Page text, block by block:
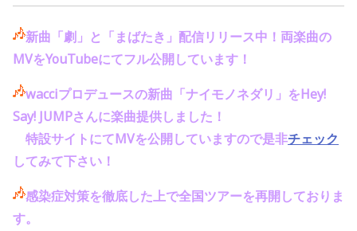
新曲「劇」と「まばたき」配信リリース中！両楽曲の
MVをYouTubeにてフル公開しています！
wacciプロデュースの新曲「ナイモノネダリ」をHey!
Say! JUMPさんに楽曲提供しました！
特設サイトにてMVを公開していますので是非チェック
してみて下さい！
感染症対策を徹底した上で全国ツアーを再開しておりま
す。